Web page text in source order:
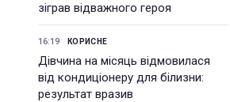
зіграв відважного героя
16:19 КОРИСНЕ
Дівчина на місяць відмовилася
від кондиціонеру для білизни:
результат вразив